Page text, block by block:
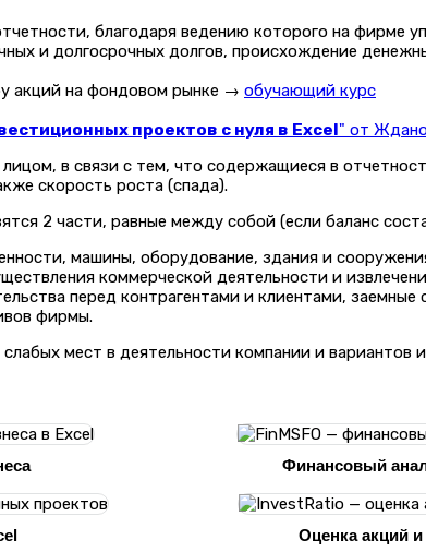
благодаря ведению которого на фирме
и долгосрочных долгов, происхождение
акций на фондовом рынке → обучающий курс
проектов с нуля в Excel" от
в связи с тем, что содержащиеся в
скорость роста (спада).
2 части, равные между собой (если баланс
машины, оборудование, здания и
коммерческой деятельности и
перед контрагентами и клиентами,
фирмы.
мест в деятельности компании и вариантов
Финансовый
Оценка акций